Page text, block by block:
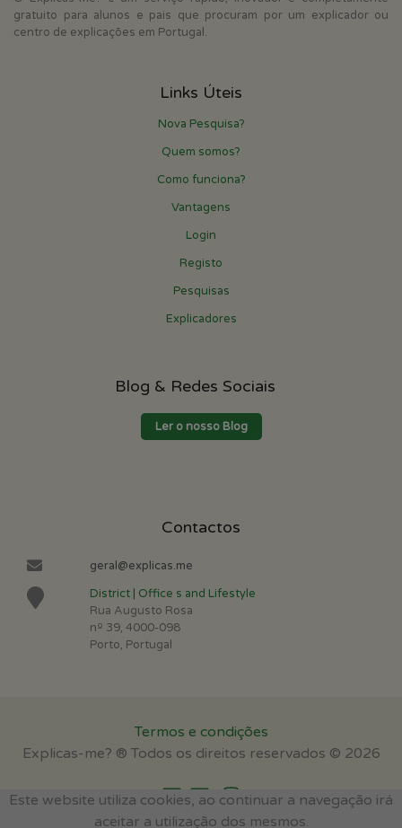
Este website utiliza cookies, ao continuar a navegação irá
aceitar a utilização dos mesmos.
gratuito para alunos e pais que procuram por um explicador ou
centro de explicações em Portugal.
Links Úteis
Nova Pesquisa?
Quem somos?
Como funciona?
Vantagens
Login
Registo
Pesquisas
Explicadores
Blog & Redes Sociais
Ler o nosso Blog
Contactos
geral@explicas.me
District | Office s and Lifestyle
Rua Augusto Rosa
nº 39, 4000-098
Porto, Portugal
Termos e condições
Explicas-me? ® Todos os direitos reservados © 2026